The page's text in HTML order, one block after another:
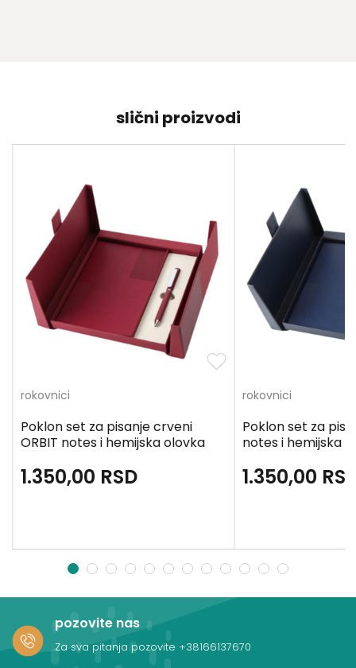
slični proizvodi
rokovnici
Poklon set za pisanje crveni
ORBIT notes i hemijska olovka
1.350,00 RSD
rokovnici
Poklon set za
notes i hemijska
1.350,00
1 2 3 4 5 6 7 8 9 10 11 12
pozovite nas
Za sva pitanja pozovite +38166137670